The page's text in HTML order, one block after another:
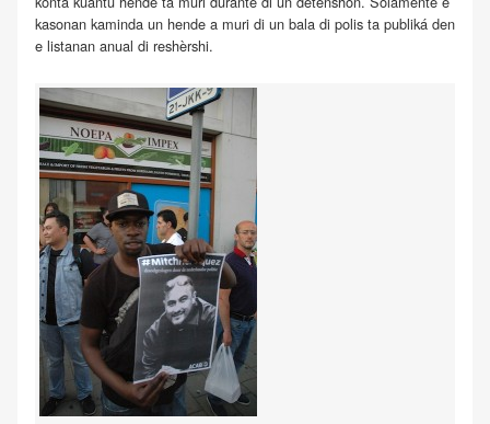
kasonan kaminda un hende a muri di un bala di polis ta publiká den
e listanan anual di reshèrshi.